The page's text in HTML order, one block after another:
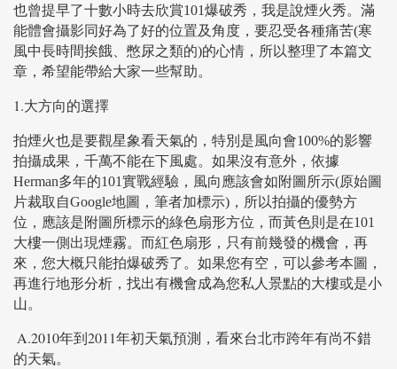
也曾提早了十數小時去欣賞101爆破秀，我是說煙火秀。滿
能體會攝影同好為了好的位置及角度，要忍受各種痛苦(寒
風中長時間挨餓、憋尿之類的)的心情，所以整理了本篇文
章，希望能帶給大家一些幫助。
1.大方向的選擇
拍煙火也是要觀星象看天氣的，特別是風向會100%的影響
拍攝成果，千萬不能在下風處。如果沒有意外，依據
Herman多年的101實戰經驗，風向應該會如附圖所示(原始圖
片裁取自Google地圖，筆者加標示) ，所以拍攝的優勢方
位，應該是附圖所標示的綠色扇形方位，而黃色則是在101
大樓一側出現煙霧。而紅色扇形，只有前幾發的機會，再
來，您大概只能拍爆破秀了。如果您有空，可以參考本圖，
再進行地形分析，找出有機會成為您私人景點的大樓或是小
山。
A.2010年到2011年初天氣預測，看來台北巿跨年有尚不錯
的天氣。